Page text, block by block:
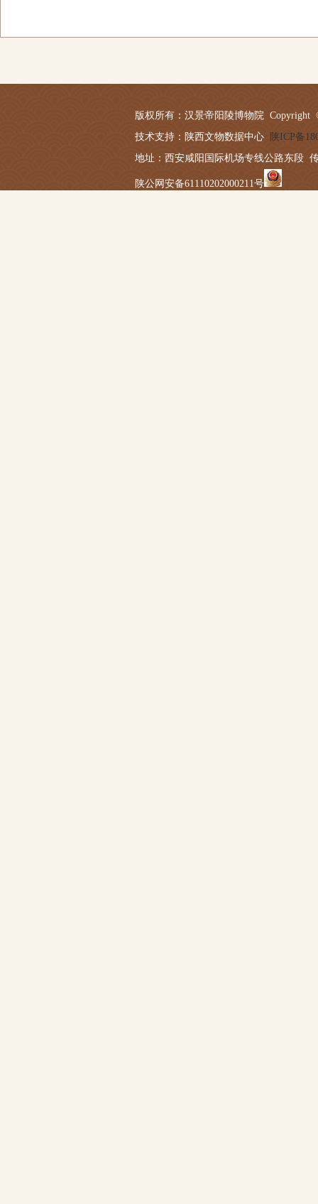
版权所有：汉景帝阳陵博物院 Copyright
技术支持：陕西文物数据中心 陕ICP备
地址：西安咸阳国际机场专线公路东段
陕公网安备61110202000211号